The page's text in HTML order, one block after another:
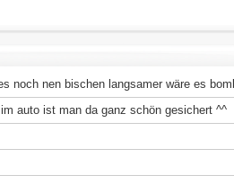
noch nen bischen langsamer wäre es
auto ist man da ganz schön gesichert ^^